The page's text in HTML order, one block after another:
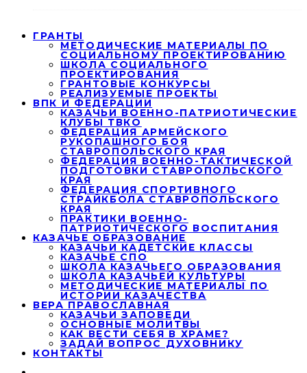
ГРАНТЫ
МЕТОДИЧЕСКИЕ МАТЕРИАЛЫ ПО
СОЦИАЛЬНОМУ ПРОЕКТИРОВАНИЮ
ШКОЛА СОЦИАЛЬНОГО
ПРОЕКТИРОВАНИЯ
ГРАНТОВЫЕ КОНКУРСЫ
РЕАЛИЗУЕМЫЕ ПРОЕКТЫ
ВПК И ФЕДЕРАЦИИ
КАЗАЧЬИ ВОЕННО-ПАТРИОТИЧЕСКИЕ
КЛУБЫ ТВКО
ФЕДЕРАЦИЯ АРМЕЙСКОГО
РУКОПАШНОГО БОЯ
СТАВРОПОЛЬСКОГО КРАЯ
ФЕДЕРАЦИЯ ВОЕННО-ТАКТИЧЕСКОЙ
ПОДГОТОВКИ СТАВРОПОЛЬСКОГО
КРАЯ
ФЕДЕРАЦИЯ СПОРТИВНОГО
СТРАЙКБОЛА СТАВРОПОЛЬСКОГО
КРАЯ
ПРАКТИКИ ВОЕННО-
ПАТРИОТИЧЕСКОГО ВОСПИТАНИЯ
КАЗАЧЬЕ ОБРАЗОВАНИЕ
КАЗАЧЬИ КАДЕТСКИЕ КЛАССЫ
КАЗАЧЬЕ СПО
ШКОЛА КАЗАЧЬЕГО ОБРАЗОВАНИЯ
ШКОЛА КАЗАЧЬЕЙ КУЛЬТУРЫ
МЕТОДИЧЕСКИЕ МАТЕРИАЛЫ ПО
ИСТОРИИ КАЗАЧЕСТВА
ВЕРА ПРАВОСЛАВНАЯ
КАЗАЧЬИ ЗАПОВЕДИ
ОСНОВНЫЕ МОЛИТВЫ
КАК ВЕСТИ СЕБЯ В ХРАМЕ?
ЗАДАЙ ВОПРОС ДУХОВНИКУ
КОНТАКТЫ